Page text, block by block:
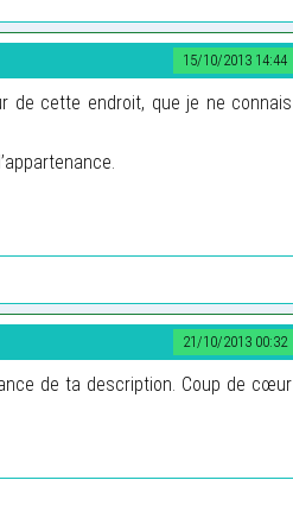
15/10/2013 14:44
de cette endroit, que je ne connais
21/10/2013 00:32
de ta description. Coup de cœur